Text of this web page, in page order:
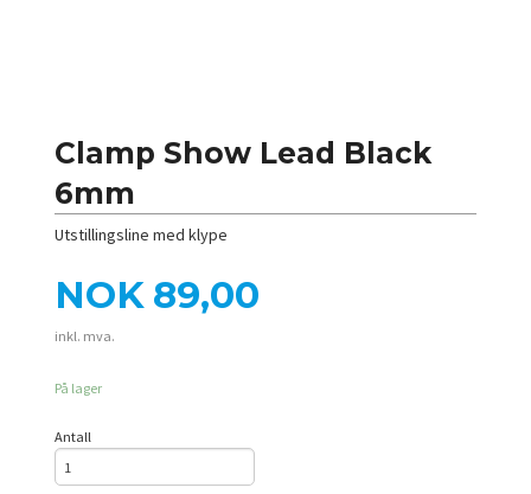
Clamp Show Lead Black
6mm
Utstillingsline med klype
Pris
NOK 89,00
inkl. mva.
På lager
Antall